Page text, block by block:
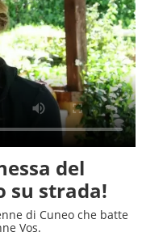
del
su strada!
di Cuneo che batte
Vos.